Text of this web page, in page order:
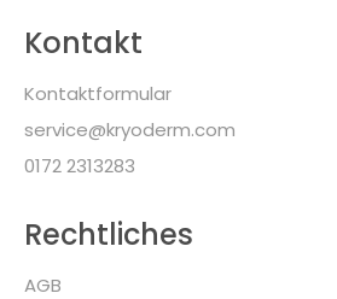
Kontakt
Kontaktformular
service@kryoderm.com
0172 2313283
Rechtliches
AGB